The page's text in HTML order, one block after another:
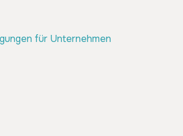
für Unternehmen